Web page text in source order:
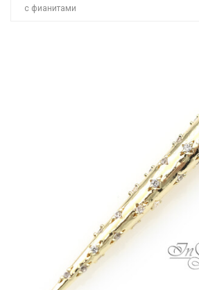
с фианитами